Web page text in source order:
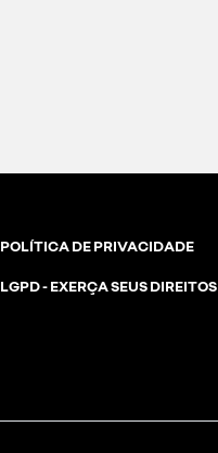
POLÍTICA DE PRIVACIDADE
LGPD - EXERÇA SEUS DIREITOS